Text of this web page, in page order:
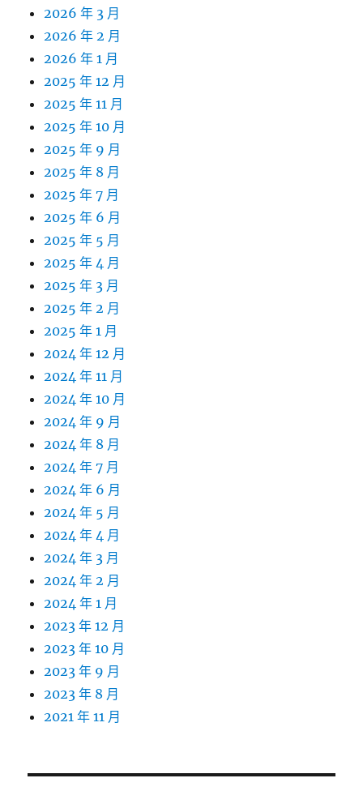
2026 年 3 月
2026 年 2 月
2026 年 1 月
2025 年 12 月
2025 年 11 月
2025 年 10 月
2025 年 9 月
2025 年 8 月
2025 年 7 月
2025 年 6 月
2025 年 5 月
2025 年 4 月
2025 年 3 月
2025 年 2 月
2025 年 1 月
2024 年 12 月
2024 年 11 月
2024 年 10 月
2024 年 9 月
2024 年 8 月
2024 年 7 月
2024 年 6 月
2024 年 5 月
2024 年 4 月
2024 年 3 月
2024 年 2 月
2024 年 1 月
2023 年 12 月
2023 年 10 月
2023 年 9 月
2023 年 8 月
2021 年 11 月